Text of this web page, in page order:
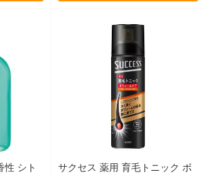
性 シト
サクセス 薬用 育毛トニック ボ